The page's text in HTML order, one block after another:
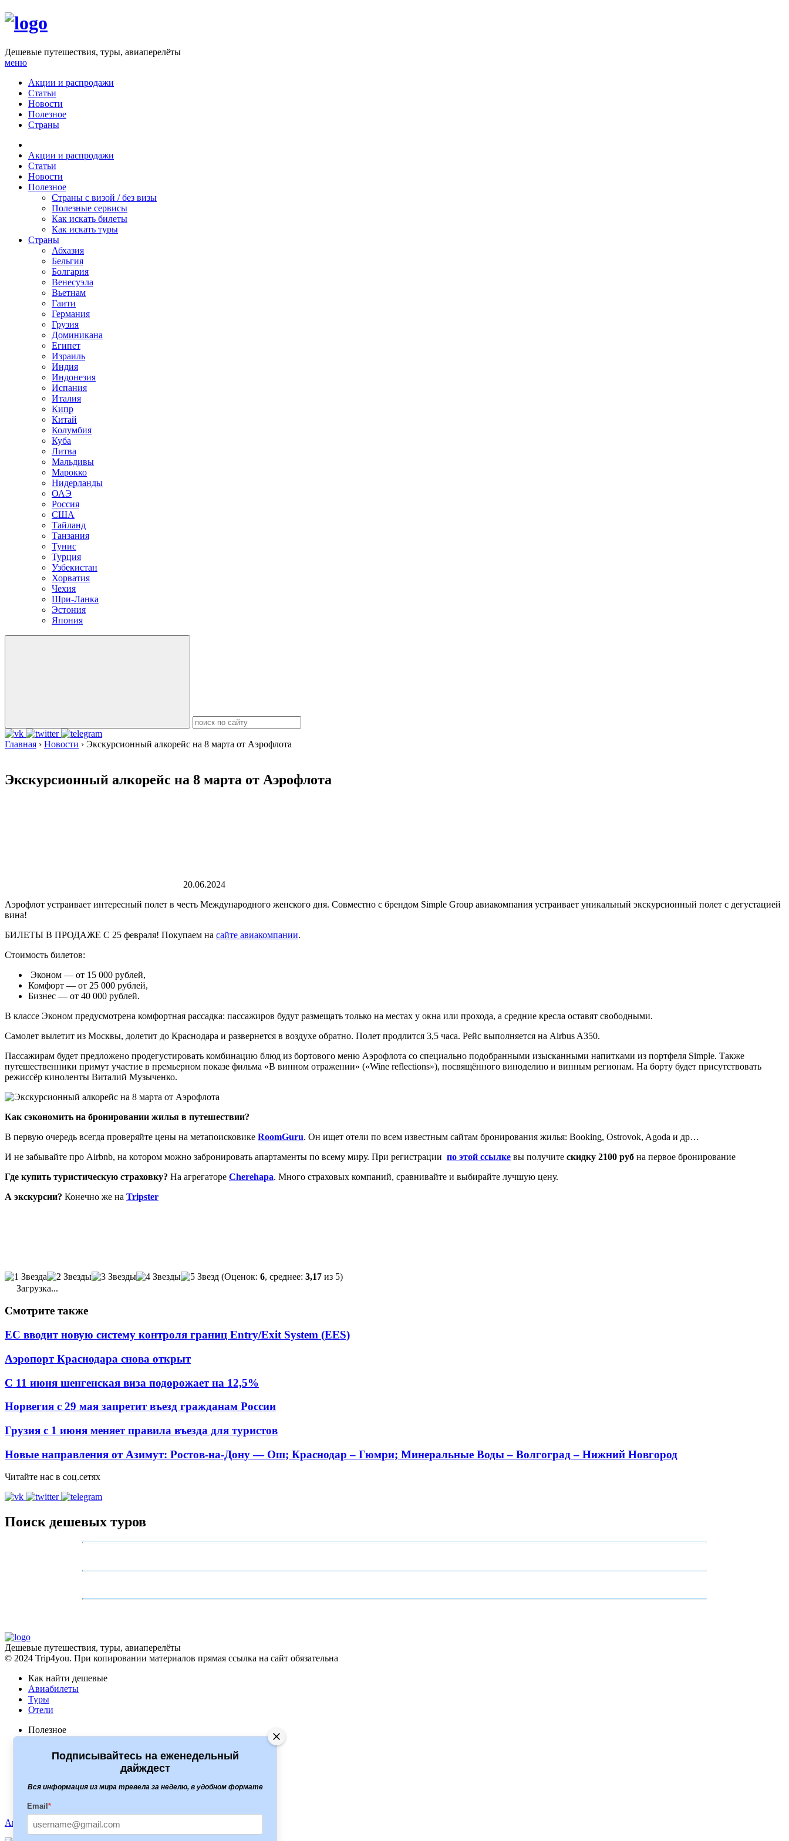
Дешевые путешествия, туры, авиаперелёты
меню
Акции и распродажи
Статьи
Новости
Полезное
Cтраны с визой / без визы
Как искать туры
Страны
Болгария
Венесуэла
Вьетнам
Гаити
Германия
Грузия
Доминикана
Египет
Израиль
Индия
Индонезия
Испания
Италия
Кипр
Китай
Колумбия
Куба
Литва
Мальдивы
Марокко
Нидерланды
ОАЭ
Россия
США
Тайланд
Танзания
Тунис
Турция
Узбекистан
Хорватия
Чехия
Шри-Ланка
Эстония
Япония
Акции и распродажи
Статьи
Новости
Полезное
Cтраны с визой / без визы
Полезные сервисы
Как искать билеты
Как искать туры
Страны
Абхазия
Бельгия
Болгария
Венесуэла
Вьетнам
Гаити
Германия
Грузия
Доминикана
Египет
Израиль
Индия
Индонезия
Испания
Италия
Кипр
Китай
Колумбия
Куба
Литва
Мальдивы
Марокко
Нидерланды
ОАЭ
Россия
США
Тайланд
Танзания
Тунис
Турция
Узбекистан
Хорватия
Чехия
Шри-Ланка
Эстония
Япония
Главная › Новости › Экскурсионный алкорейс на 8 марта от Аэрофлота
Экскурсионный алкорейс на 8 марта от Аэрофлота
20.06.2024
Аэрофлот устраивает интересный полет в честь Международного женского дня. Совместно с брендом Simple Group авиакомпания устраивает уникальный экскурсионный полет с дегустацией
вина!
БИЛЕТЫ В ПРОДАЖЕ С 25 февраля! Покупаем на сайте авиакомпании.
Стоимость билетов:
Эконом — от 15 000 рублей,
Комфорт — от 25 000 рублей,
Бизнес — от 40 000 рублей.
В классе Эконом предусмотрена комфортная рассадка: пассажиров будут размещать только на местах у окна или прохода, а средние кресла оставят свободными.
Самолет вылетит из Москвы, долетит до Краснодара и развернется в воздухе обратно. Полет продлится 3,5 часа. Рейс выполняется на Airbus A350.
Пассажирам будет предложено продегустировать комбинацию блюд из бортового меню Аэрофлота со специально подобранными изысканными напитками из портфеля Simple. Также
путешественники примут участие в премьерном показе фильма «В винном отражении» («Wine reflections»), посвящённого виноделию и винным регионам. На борту будет присутствовать
режиссёр киноленты Виталий Музыченко.
Как сэкономить на бронировании жилья в путешествии?
В первую очередь всегда проверяйте цены на метапоисковике RoomGuru. Он ищет отели по всем известным сайтам бронирования жилья: Booking, Ostrovok, Agoda и др…
И не забывайте про Airbnb, на котором можно забронировать апартаменты по всему миру. При регистрации по этой ссылке вы получите скидку 2100 руб на первое бронирование
Где купить туристическую страховку? На агрегаторе Cherehapa. Много страховых компаний, сравнивайте и выбирайте лучшую цену.
А экскурсии? Конечно же на Tripster
(Оценок: 6, среднее: 3,17 из 5)
Загрузка...
Смотрите также
ЕС вводит новую систему контроля границ Entry/Exit System (EES)
Аэропорт Краснодара снова открыт
С 11 июня шенгенская виза подорожает на 12,5%
Норвегия с 29 мая запретит въезд гражданам России
Грузия с 1 июня меняет правила въезда для туристов
Новые направления от Азимут: Ростов-на-Дону — Ош; Краснодар – Гюмри; Минеральные Воды – Волгоград – Нижний Новгород
Читайте нас в соц.сетях
Поиск дешевых туров
Дешевые путешествия, туры, авиаперелёты
© 2024 Trip4you. При копировании материалов прямая ссылка на сайт обязательна
Как найти дешевые
Авиабилеты
Туры
Отели
Полезное
Сервисы для путешественников
Travelata
Onlinetours
Акции
СтатьиНовости
Подписывайтесь на еженедельный
дайждест
Вся информация из мира тревела за неделю, в удобном формате
Email *